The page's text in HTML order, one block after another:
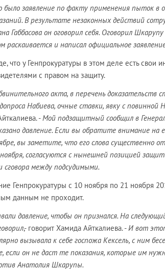
было заявление по факту применения пыток в
В результате незаконных действий
Габбасова он оговорил себя. Оговорил
раскаивается и написал официальное
что у Генпрокуратуры в этом деле есть свои
с правом на защиту.
акта, в перечень доказательств
Набиева, очные ставки, явку с повинной
-Мой подзащитный сообщил в
давление. Если вы обратите внимание на
вы заметите, что его слова существенно
согласуются с нынешней позицией
между подсудимыми.
Генпрокуратуры с 10 ноября по 21 ноября
данным не проходит.
давление, чтобы он признался. На
,- говорит Хамида Айткалиева. -И вот
вызывала к себе госпожа Кексель, с ним
если он не даст те показания, которые им
Анатолия Шкарупы.